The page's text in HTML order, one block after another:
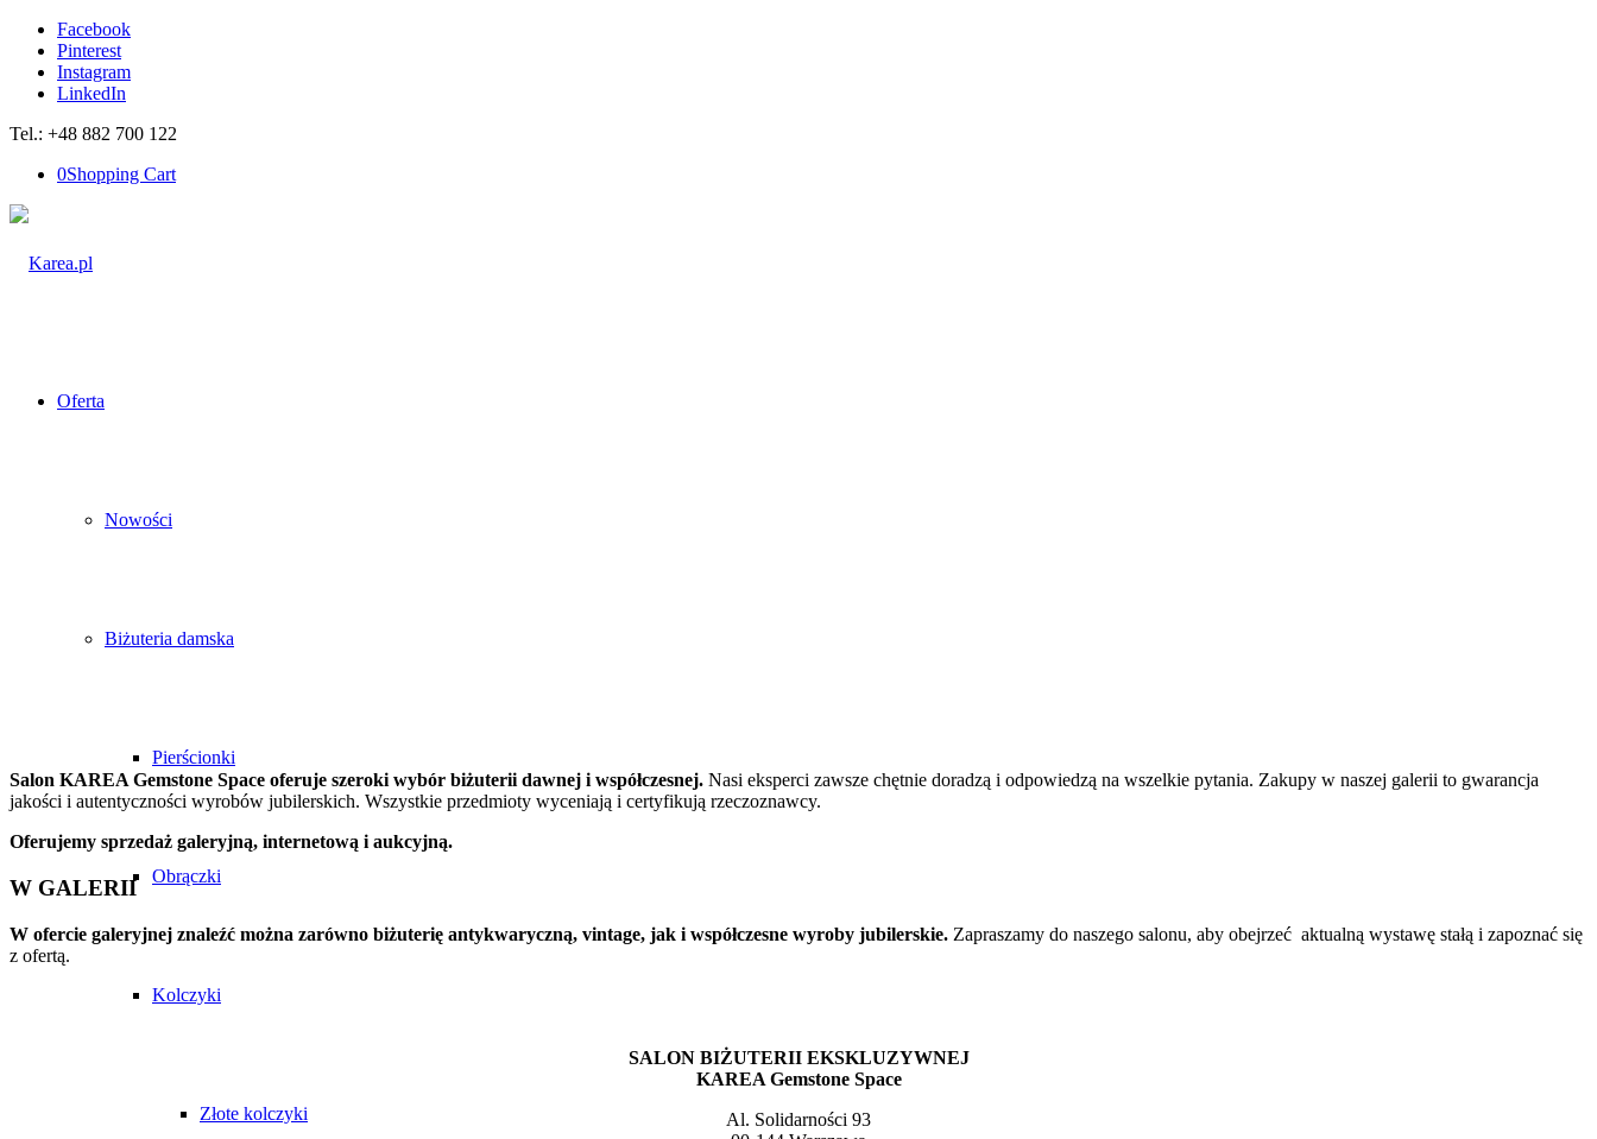
Facebook
Pinterest
Instagram
LinkedIn
Tel.: +48 882 700 122
0Shopping Cart
Oferta
Nowości
Biżuteria damska
Pierścionki
Obrączki
Kolczyki
Złote kolczyki
Salon KAREA Gemstone Space oferuje szeroki wybór biżuterii dawnej i współczesnej. Nasi eksperci zawsze chętnie doradzą i odpowiedzą na wszelkie pytania. Zakupy w naszej galerii to gwarancja
jakości i autentyczności wyrobów jubilerskich. Wszystkie przedmioty wyceniają i certyfikują rzeczoznawcy.
Oferujemy sprzedaż galeryjną, internetową i aukcyjną.
W GALERII
W ofercie galeryjnej znaleźć można zarówno biżuterię antykwaryczną, vintage, jak i współczesne wyroby jubilerskie. Zapraszamy do naszego salonu, aby obejrzeć aktualną wystawę stałą i zapoznać się
z ofertą.
SALON BIŻUTERII EKSKLUZYWNEJ
KAREA Gemstone Space
Al. Solidarności 93